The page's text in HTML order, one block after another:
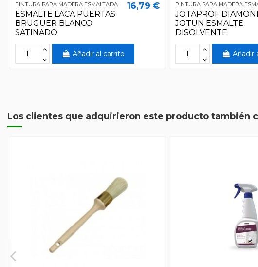
PINTURA PARA MADERA ESMALTADA
ESMALTE LACA PUERTAS
BRUGUER BLANCO
SATINADO
16,79 €
Añadir al carrito
PINTURA PARA MADERA
JOTAPROF
JOTUN ESMALTE
DISOLVENTE
Añadir
Los clientes que adquirieron este producto también